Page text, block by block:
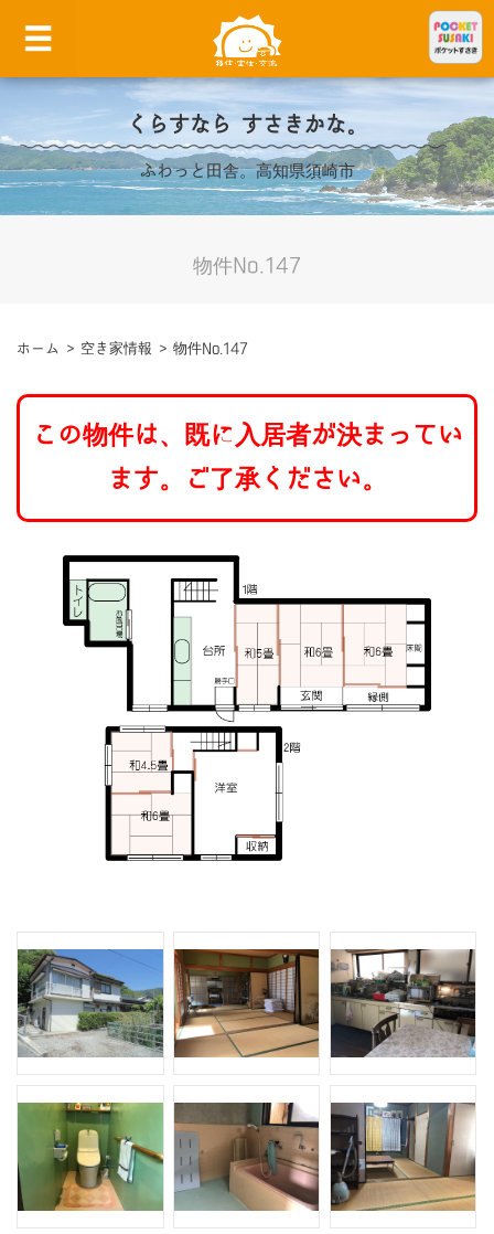
くらすなら すさきかな。
ふわっと田舎。高知県須崎市
物件No.147
ホーム > 空き家情報 > 物件No.147
この物件は、既に入居者が決まってい
ます。ご了承ください。